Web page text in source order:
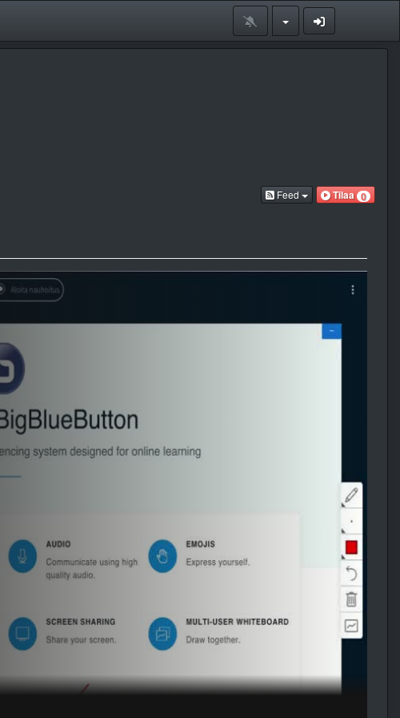
Feed Tilaa 0